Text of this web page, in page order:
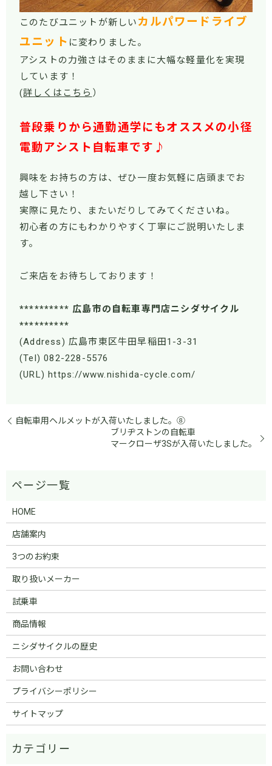
このたびユニットが新しい カルパワードライブ
ユニット に変わりました。
アシストの力強さはそのままに大幅な軽量化を実現
しています！
(詳しくはこちら ）
普段乗りから通勤通学にもオススメの小径
電動アシスト自転車です♪
興味をお持ちの方は、ぜひ一度お気軽に店頭までお
越し下さい！
実際に見たり、またいだりしてみてくださいね。
初心者の方にもわかりやすく丁寧にご説明いたしま
す。
ご来店をお待ちしております！
********** 広島市の自転車専門店ニシダサイクル
**********
(Address) 広島市東区牛田早稲田1-3-31
(Tel) 082-228-5576
(URL) https://www.nishida-cycle.com/
自転車用ヘルメットが入荷いたしました。⑧
ブリヂストンの自転車
マークローザ3Sが入荷いたしました。
HOME
店舗案内
3つのお約束
取り扱いメーカー
試乗車
商品情報
ニシダサイクルの歴史
お問い合わせ
プライバシーポリシー
サイトマップ